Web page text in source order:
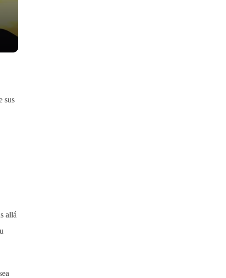
sus
allá